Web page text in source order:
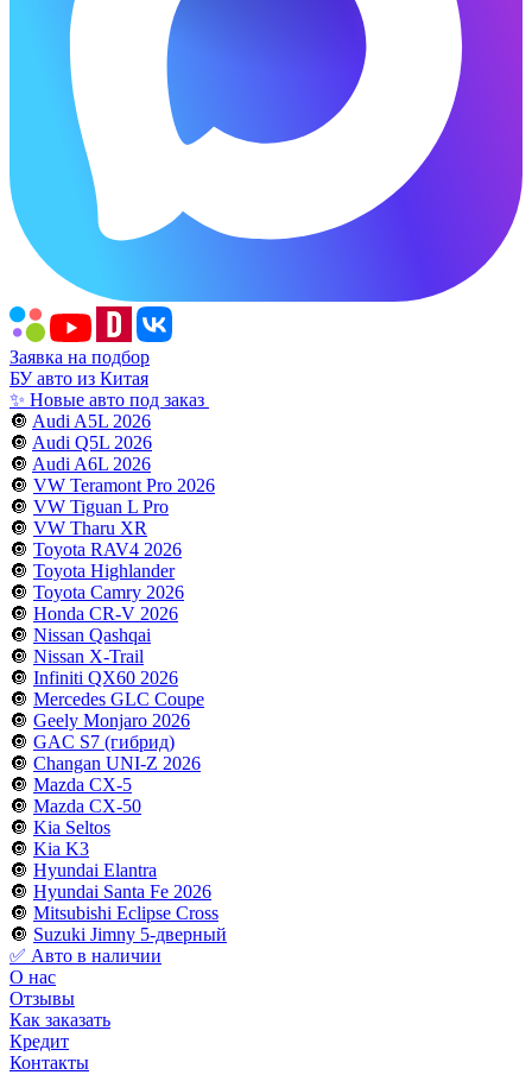
Заявка на подбор
БУ авто из Китая
✨ Новые авто под заказ
🔘 Audi A5L 2026
🔘 Audi Q5L 2026
🔘 Audi A6L 2026
🔘 VW Teramont Pro 2026
🔘 VW Tiguan L Pro
🔘 VW Tharu XR
🔘 Toyota RAV4 2026
🔘 Toyota Highlander
🔘 Toyota Camry 2026
🔘 Honda CR-V 2026
🔘 Nissan Qashqai
🔘 Nissan X-Trail
🔘 Infiniti QX60 2026
🔘 Mercedes GLC Coupe
🔘 Geely Monjaro 2026
🔘 GAC S7 (гибрид)
🔘 Changan UNI-Z 2026
🔘 Mazda CX-5
🔘 Mazda CX-50
🔘 Kia Seltos
🔘 Kia K3
🔘 Hyundai Elantra
🔘 Hyundai Santa Fe 2026
🔘 Mitsubishi Eclipse Cross
🔘 Suzuki Jimny 5-дверный
✅ Авто в наличии
О нас
Отзывы
Как заказать
Кредит
Контакты